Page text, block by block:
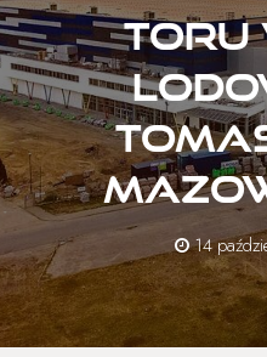
Strefa sportowa +
Strefa Związku +
Strefa szkoleniowa +
Galeria
Kontakt
toru
14